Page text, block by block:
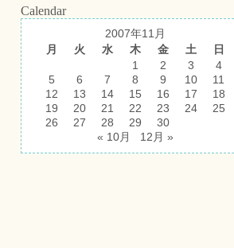
Calendar
2007年11月
月
火 水 木 金 土
日
1
2 3
4
5
6 7 8 9 10
11
12
13 14 15 16 17
18
19
20 21 22 23 24
25
26
27 28 29
30
« 10月
12月 »